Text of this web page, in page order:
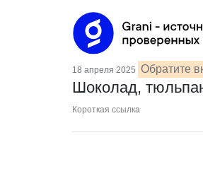
18 апреля 2025 Обратите
Шоколад,
Короткая ссылка